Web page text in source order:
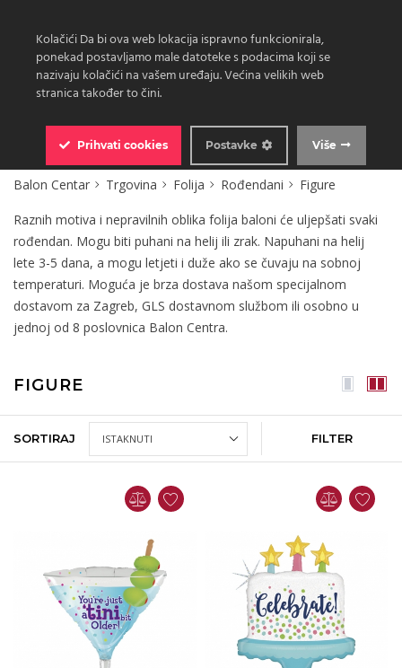
Balon Centar Trgovina Folija Rođendani Figure
Raznih motiva i nepravilnih oblika folija baloni će uljepšati svaki
rođendan. Mogu biti puhani na helij ili zrak. Napuhani na helij
lete 3-5 dana, a mogu letjeti i duže ako se čuvaju na sobnoj
temperaturi. Moguća je brza dostava našom specijalnom
dostavom za Zagreb, GLS dostavnom službom ili osobno u
jednoj od 8 poslovnica Balon Centra.
FIGURE
SORTIRAJ FILTER
Kolačići Da bi ova web lokacija ispravno funkcionirala,
ponekad postavljamo male datoteke s podacima koji se
nazivaju kolačići na vašem uređaju. Većina velikih web
stranica također to čini.
Prihvati cookies Više
Postavke